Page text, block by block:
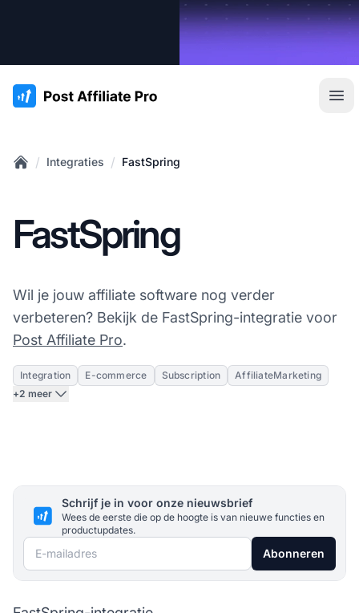
:site.title
/ Integraties / FastSpring
FastSpring
Wil je jouw affiliate software nog verder
verbeteren? Bekijk de FastSpring-integratie voor
Post Affiliate Pro.
Integration E-commerce Subscription
AffiliateMarketing
+2 meer
Schrijf je in voor onze nieuwsbrief
Wees de eerste die op de hoogte is van nieuwe functies en
productupdates.
E-mailadres Abonneren